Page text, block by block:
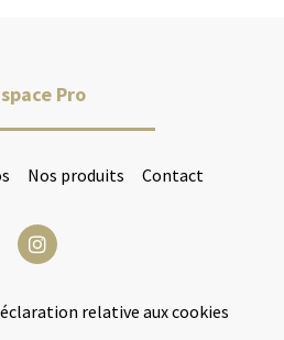
Pro
Nos produits Contact
relative aux cookies